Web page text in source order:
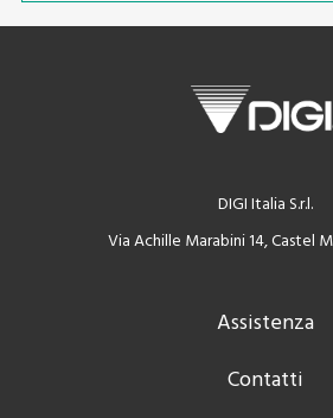
DIGI Italia S.r.l.
Via Achille Marabini 14, Castel
Assistenza
Contatti